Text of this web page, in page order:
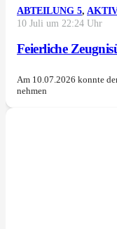
ABTEILUNG 5,
10 Juli um 22:24 Uhr
Feierliche
Am 10.07.2026 konnte
nehmen